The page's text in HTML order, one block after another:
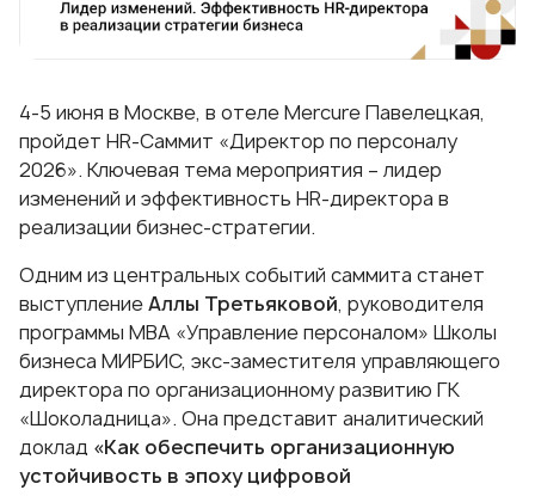
4-5 июня в Москве, в отеле Mercure Павелецкая,
пройдет HR-Саммит «Директор по персоналу
2026». Ключевая тема мероприятия – лидер
изменений и эффективность HR-директора в
реализации бизнес-стратегии.
Одним из центральных событий саммита станет
выступлениеАллы Третьяковой, руководителя
программы MBA «Управление персоналом» Школы
бизнеса МИРБИС, экс-заместителя управляющего
директора по организационному развитию ГК
«Шоколадница». Она представит аналитический
доклад «Как обеспечить организационную
устойчивость в эпоху цифровой